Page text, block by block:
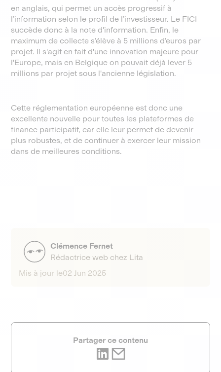
en anglais, qui permet un accès progressif à
l’information selon le profil de l’investisseur. Le FICI
succède donc à la note d'information. Enfin, le
maximum de collecte s’élève à 5 millions d’euros par
projet. Il s'agit en fait d'une innovation majeure pour
l'Europe, mais en Belgique on pouvait déjà lever 5
millions par projet sous l'ancienne législation.
Cette réglementation européenne est donc une
excellente nouvelle pour toutes les plateformes de
finance participatif, car elle leur permet de devenir
plus robustes, et de continuer à exercer leur mission
dans de meilleures conditions.
Clémence Fernet
Rédactrice web chez Lita
Mis à jour le02 Jun 2025
Partager ce contenu